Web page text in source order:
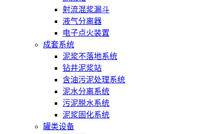
射流混浆漏斗
液气分离器
电子点火装置
成套系统
泥浆不落地系统
钻井泥浆站
含油污泥处理系统
泥水分离系统
污泥脱水系统
泥浆固化系统
罐类设备